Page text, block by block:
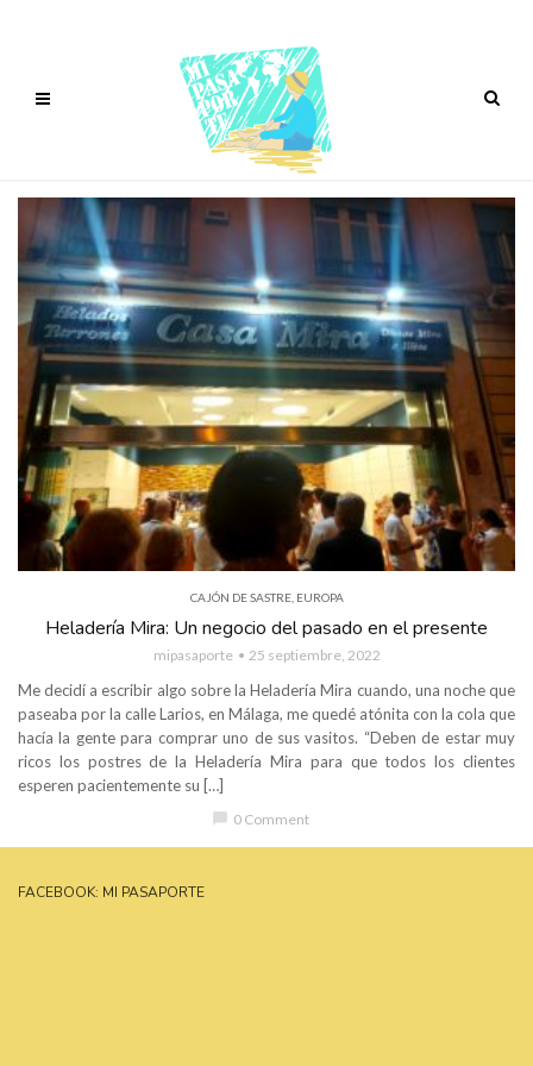
CAJÓN DE SASTRE, EUROPA
Heladería Mira: Un negocio del pasado en el presente
mipasaporte 25 septiembre, 2022
Me decidí a escribir algo sobre la Heladería Mira cuando, una noche que
paseaba por la calle Larios, en Málaga, me quedé atónita con la cola que
hacía la gente para comprar uno de sus vasitos. “Deben de estar muy
ricos los postres de la Heladería Mira para que todos los clientes
esperen pacientemente su […]
0 Comment
FACEBOOK: MI PASAPORTE